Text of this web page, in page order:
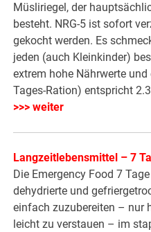
Müsliriegel, der
besteht. NRG-5 ist sofort
gekocht werden. Es
jeden (auch Kleinkinder)
extrem hohe Nährwerte
Tages-Ration) entspricht
>>> weiter
Langzeitlebensmittel – 7
Die Emergency Food 7
dehydrierte und
einfach zuzubereiten – nur
leicht zu verstauen – im